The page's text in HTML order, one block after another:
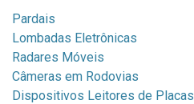
Pardais
Lombadas Eletrônicas
Radares Móveis
Câmeras em Rodovias
Dispositivos Leitores de Placas